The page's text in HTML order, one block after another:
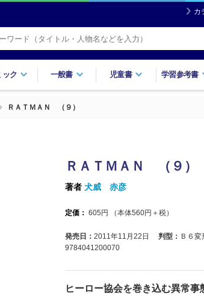
カ
ック 一般書 児童書 学習参考書
ＲＡＴＭＡＮ （９）
ＲＡＴＭＡＮ （９）
著者 犬威 赤彦
定価： 605 円 （本体560円＋税）
発売日： 2011年11月22日 判型： Ｂ６変
9784041200070
ヒーロー協会を巻き込む異常事